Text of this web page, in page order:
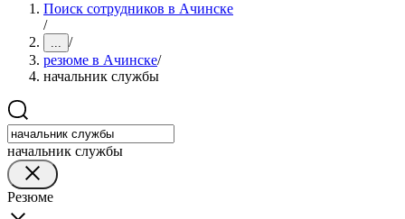
Поиск сотрудников в Ачинске
/
... /
резюме в Ачинске/
начальник службы
начальник службы
Резюме